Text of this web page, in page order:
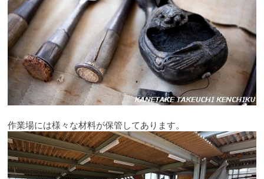
作業場には様々な材料が保管してあります。